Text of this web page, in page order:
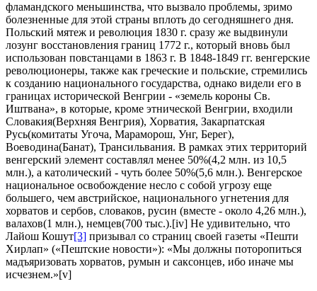
фламандского меньшинства, что вызвало проблемы, зримо
болезненные для этой страны вплоть до сегодняшнего дня.
Польский мятеж и революция 1830 г. сразу же выдвинули
лозунг восстановления границ 1772 г., который вновь был
использован повстанцами в 1863 г. В 1848-1849 гг. венгерские
революционеры, также как греческие и польские, стремились
к созданию национального государства, однако видели его в
границах исторической Венгрии - «земель короны Св.
Иштвана», в которые, кроме этнической Венгрии, входили
Словакия(Верхняя Венгрия), Хорватия, Закарпатская
Русь(комитаты Угоча, Мараморош, Унг, Берег),
Воеводина(Банат), Трансильвания. В рамках этих территорий
венгерский элемент составлял менее 50%(4,2 млн. из 10,5
млн.), а католический - чуть более 50%(5,6 млн.). Венгерское
национальное освобождение несло с собой угрозу еще
большего, чем австрийское, национального угнетения для
хорватов и сербов, словаков, русин (вместе - около 4,26 млн.),
валахов(1 млн.), немцев(700 тыс.).[iv] Не удивительно, что
Лайош Кошут[3] призывал со страниц своей газеты «Пешти
Хирлап» («Пештские новости»): «Мы должны поторопиться
мадъяризовать хорватов, румын и саксонцев, ибо иначе мы
исчезнем.»[v]